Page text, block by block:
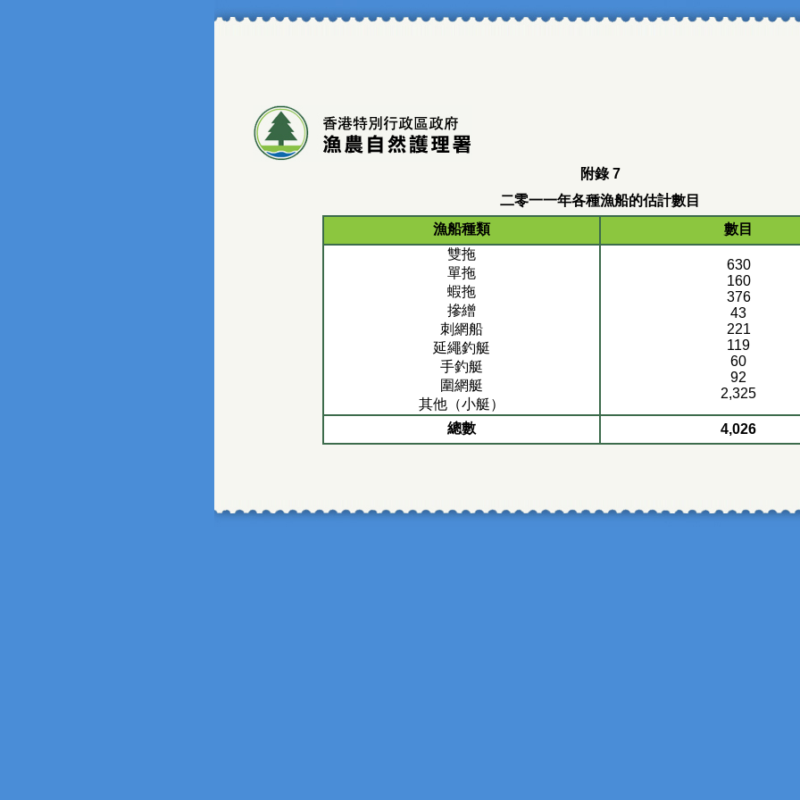
附錄 7
二零一一年各種漁船的估計數目
漁船種類
數目
雙拖
單拖
蝦拖
摻繒
刺網船
延繩釣艇
手釣艇
圍網艇
其他（小艇）
630
160
376
43
221
119
60
92
2,325
總數 4,026